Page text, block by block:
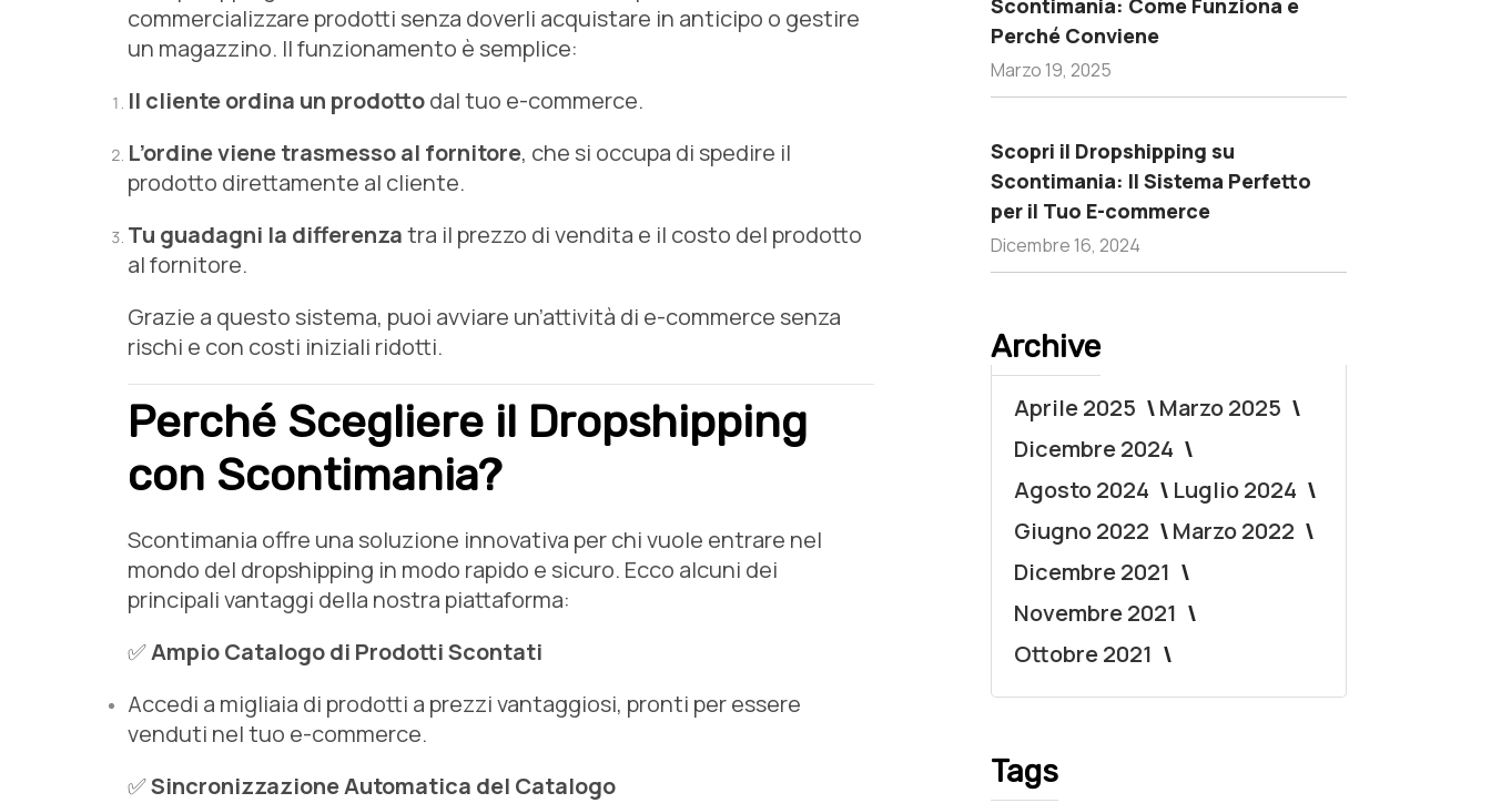
commercializzare prodotti senza doverli acquistare in anticipo o gestire
un magazzino. Il funzionamento è semplice:
Il cliente ordina un prodottodal tuo e-commerce.
L’ordine viene trasmesso al fornitore, che si occupa di spedire il
prodotto direttamente al cliente.
Tu guadagni la differenzatra il prezzo di vendita e il costo del prodotto
al fornitore.
Grazie a questo sistema, puoi avviare un’attività di e-commerce senza
rischi e con costi iniziali ridotti.
Perché Scegliere il Dropshipping
con Scontimania?
Scontimania offre una soluzione innovativa per chi vuole entrare nel
mondo del dropshipping in modo rapido e sicuro. Ecco alcuni dei
principali vantaggi della nostra piattaforma:
✅Ampio Catalogo di Prodotti Scontati
Accedi a migliaia di prodotti a prezzi vantaggiosi, pronti per essere
venduti nel tuo e-commerce.
✅Sincronizzazione Automatica del Catalogo
Scontimania: Come Funziona e
Perché Conviene
Marzo 19, 2025
Scopri il Dropshipping su
Scontimania: Il Sistema Perfetto
per il Tuo E-commerce
Dicembre 16, 2024
Archive
Aprile 2025
Marzo 2025
Dicembre 2024
Agosto 2024
Luglio 2024
Giugno 2022
Marzo 2022
Dicembre 2021
Novembre 2021
Ottobre 2021
Tags